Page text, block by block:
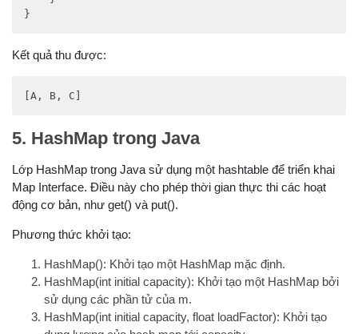
}
Kết quả thu được:
[A, B, C]
5. HashMap trong Java
Lớp HashMap trong Java sử dụng một hashtable để triển khai
Map Interface. Điều này cho phép thời gian thực thi các hoạt
động cơ bản, như get() và put().
Phương thức khởi tạo:
HashMap(): Khởi tạo một HashMap mặc định.
HashMap(int initial capacity): Khởi tạo một HashMap bởi
sử dụng các phần tử của m.
HashMap(int initial capacity, float loadFactor): Khởi tạo